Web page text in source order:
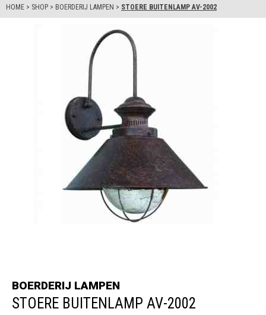
HOME > SHOP > BOERDERIJ LAMPEN > STOERE BUITENLAMP AV-2002
BOERDERIJ LAMPEN
STOERE BUITENLAMP AV-2002